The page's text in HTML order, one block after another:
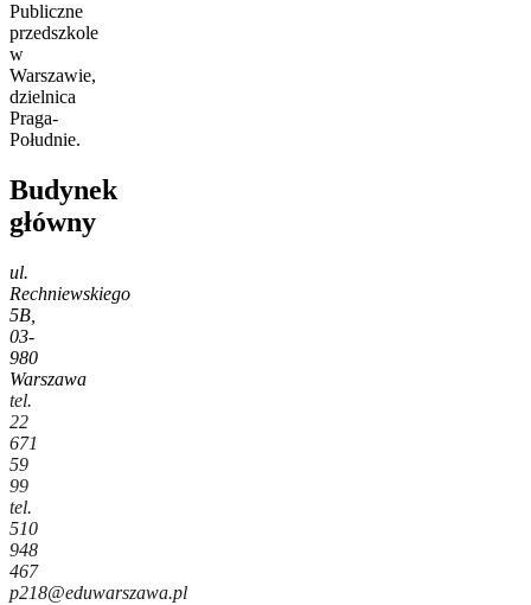
Publiczne
przedszkole
w
Warszawie,
dzielnica
Praga-
Południe.
Budynek
główny
ul.
Rechniewskiego
5B,
03-
980
Warszawa
tel.
22
671
59
99
tel.
510
948
467
p218@eduwarszawa.pl